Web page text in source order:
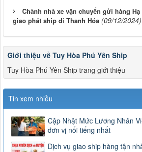
Chành nhà xe vận chuyển gửi hàng
giao phát ship đi Thanh Hóa (09/12/2024)
Giới thiệu về Tuy Hòa Phú Yên Ship
Tuy Hòa Phú Yên Ship trang giới thiệu
Tin xem nhiều
Cập Nhật Mức Lương Nhân
đơn vị nổi tiếng nhất
Dịch vụ giao ship hàng tận